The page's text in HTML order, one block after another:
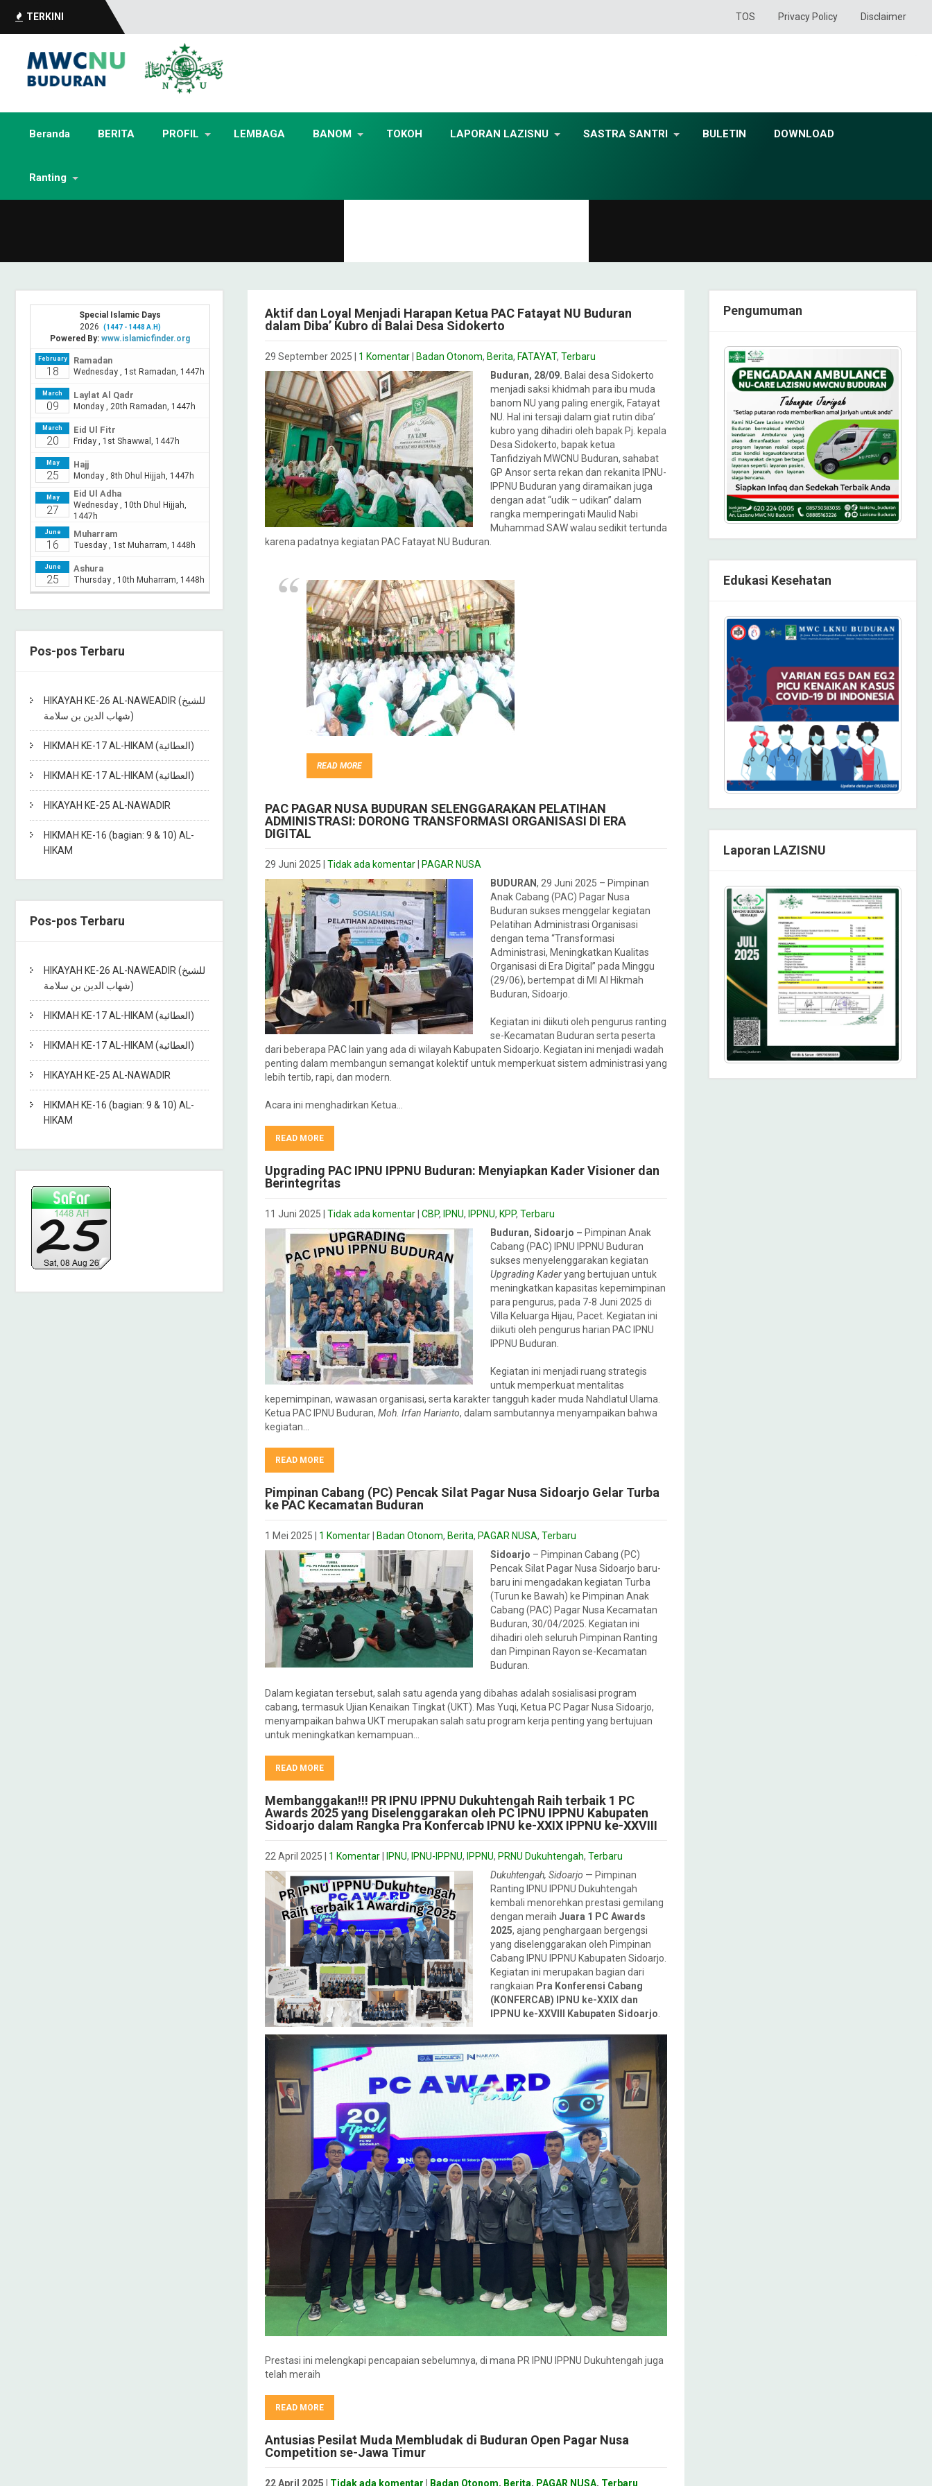
TERKINI TOS Privacy Policy Disclaimer
Beranda BERITA PROFIL LEMBAGA BANOM TOKOH LAPORAN LAZISNU SASTRA SANTRI BULETIN DOWNLOAD
Ranting
Pos-pos Terbaru
HIKAYAH KE-26 AL-NAWEADIR (للشيخ
شهاب الدين بن سلامة)
HIKMAH KE-17 AL-HIKAM (العطائية)
HIKMAH KE-17 AL-HIKAM (العطائية)
HIKAYAH KE-25 AL-NAWADIR
HIKMAH KE-16 (bagian: 9 & 10) AL-
HIKAM
Pos-pos Terbaru
HIKAYAH KE-26 AL-NAWEADIR (للشيخ
شهاب الدين بن سلامة)
HIKMAH KE-17 AL-HIKAM (العطائية)
HIKMAH KE-17 AL-HIKAM (العطائية)
HIKAYAH KE-25 AL-NAWADIR
HIKMAH KE-16 (bagian: 9 & 10) AL-
HIKAM
Aktif dan Loyal Menjadi Harapan Ketua PAC Fatayat NU Buduran
dalam Diba’ Kubro di Balai Desa Sidokerto
29 September 2025 1 Komentar Badan Otonom, Berita, FATAYAT, Terbaru
Buduran, 28/09. Balai desa Sidokerto
menjadi saksi khidmah para ibu muda
banom NU yang paling energik, Fatayat
NU. Hal ini tersaji dalam giat rutin diba’
kubro yang dihadiri oleh bapak Pj. kepala
Desa Sidokerto, bapak ketua
Tanfidziyah MWCNU Buduran, sahabat
GP Ansor serta rekan dan rekanita IPNU-
IPPNU Buduran yang diramaikan juga
dengan adat “udik – udikan” dalam
rangka memperingati Maulid Nabi
Muhammad SAW walau sedikit tertunda
karena padatnya kegiatan PAC Fatayat NU Buduran.
READ MORE
PAC PAGAR NUSA BUDURAN SELENGGARAKAN PELATIHAN
ADMINISTRASI: DORONG TRANSFORMASI ORGANISASI DI ERA
DIGITAL
29 Juni 2025 Tidak ada komentar
PAGAR NUSA
BUDURAN, 29 Juni 2025 – Pimpinan
Anak Cabang (PAC) Pagar Nusa
Buduran sukses menggelar kegiatan
Pelatihan Administrasi Organisasi
dengan tema “Transformasi
Administrasi, Meningkatkan Kualitas
Organisasi di Era Digital” pada Minggu
(29/06), bertempat di MI Al Hikmah
Buduran, Sidoarjo.
Kegiatan ini diikuti oleh pengurus ranting
se-Kecamatan Buduran serta peserta
dari beberapa PAC lain yang ada di wilayah Kabupaten Sidoarjo. Kegiatan ini menjadi wadah
penting dalam membangun semangat kolektif untuk memperkuat sistem administrasi yang
lebih tertib, rapi, dan modern.
Acara ini menghadirkan Ketua…
READ MORE
Upgrading PAC IPNU IPPNU Buduran: Menyiapkan Kader Visioner dan
Berintegritas
11 Juni 2025 Tidak ada komentar CBP, IPNU, IPPNU, KPP, Terbaru
Buduran, Sidoarjo – Pimpinan Anak
Cabang (PAC) IPNU IPPNU Buduran
sukses menyelenggarakan kegiatan
Upgrading Kaderyang bertujuan untuk
meningkatkan kapasitas kepemimpinan
para pengurus, pada 7-8 Juni 2025 di
Villa Keluarga Hijau, Pacet. Kegiatan ini
diikuti oleh pengurus harian PAC IPNU
IPPNU Buduran.
Kegiatan ini menjadi ruang strategis
untuk memperkuat mentalitas
kepemimpinan, wawasan organisasi, serta karakter tangguh kader muda Nahdlatul Ulama.
Ketua PAC IPNU Buduran, Moh. Irfan Harianto, dalam sambutannya menyampaikan bahwa
kegiatan…
READ MORE
Pimpinan Cabang (PC) Pencak Silat Pagar Nusa Sidoarjo Gelar Turba
ke PAC Kecamatan Buduran
1 Mei 2025 1 Komentar Badan Otonom, Berita, PAGAR NUSA, Terbaru
Sidoarjo – Pimpinan Cabang (PC)
Pencak Silat Pagar Nusa Sidoarjo baru-
baru ini mengadakan kegiatan Turba
(Turun ke Bawah) ke Pimpinan Anak
Cabang (PAC) Pagar Nusa Kecamatan
Buduran, 30/04/2025. Kegiatan ini
dihadiri oleh seluruh Pimpinan Ranting
dan Pimpinan Rayon se-Kecamatan
Buduran.
Dalam kegiatan tersebut, salah satu agenda yang dibahas adalah sosialisasi program
cabang, termasuk Ujian Kenaikan Tingkat (UKT). Mas Yuqi, Ketua PC Pagar Nusa Sidoarjo,
menyampaikan bahwa UKT merupakan salah satu program kerja penting yang bertujuan
untuk meningkatkan kemampuan…
READ MORE
Membanggakan!!! PR IPNU IPPNU Dukuhtengah Raih terbaik 1 PC
Awards 2025 yang Diselenggarakan oleh PC IPNU IPPNU Kabupaten
Sidoarjo dalam Rangka Pra Konfercab IPNU ke-XXIX IPPNU ke-XXVIII
22 April 2025 1 Komentar IPNU, IPNU-IPPNU, IPPNU, PRNU Dukuhtengah, Terbaru
Dukuhtengah, Sidoarjo — Pimpinan
Ranting IPNU IPPNU Dukuhtengah
kembali menorehkan prestasi gemilang
dengan meraih Juara 1 PC Awards
2025, ajang penghargaan bergengsi
yang diselenggarakan oleh Pimpinan
Cabang IPNU IPPNU Kabupaten Sidoarjo.
Kegiatan ini merupakan bagian dari
rangkaian Pra Konferensi Cabang
(KONFERCAB) IPNU ke-XXIX dan
IPPNU ke-XXVIII Kabupaten Sidoarjo
Prestasi ini melengkapi pencapaian sebelumnya, di mana PR IPNU IPPNU Dukuhtengah juga
telah meraih
READ MORE
Antusias Pesilat Muda Membludak di Buduran Open Pagar Nusa
Competition se-Jawa Timur
22 April 2025 Tidak ada komentar Badan Otonom, Berita, PAGAR NUSA, Terbaru
Pengumuman
Edukasi Kesehatan
Laporan LAZISNU